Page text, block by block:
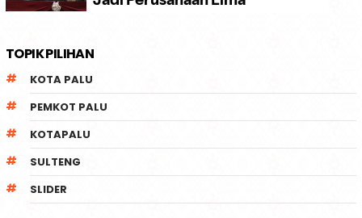
TOPIK PILIHAN
KOTA PALU
PEMKOT PALU
KOTAPALU
SULTENG
SLIDER